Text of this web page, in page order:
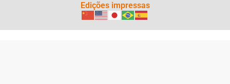
Edições impressas